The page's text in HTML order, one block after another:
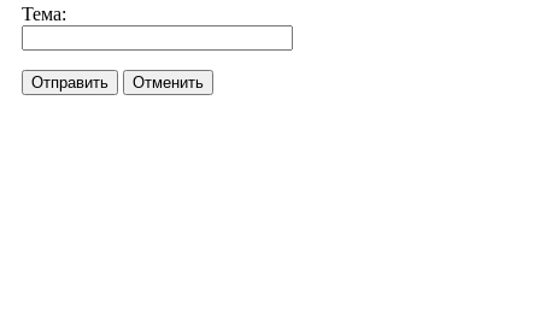
Тема:
Отправить Отменить